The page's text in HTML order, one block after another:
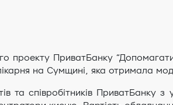
проекту ПриватБанку
на Сумщині, яка отримала
та співробітників ПриватБанку